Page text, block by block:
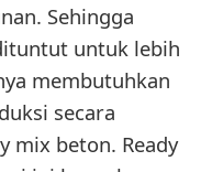
Sehingga
untuk lebih
membutuhkan
secara
mix beton. Ready